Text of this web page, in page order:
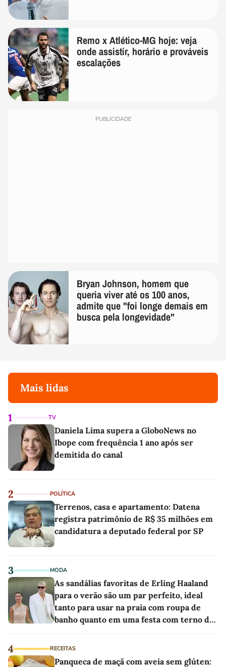
Remo x Atlético-MG hoje: veja
onde assistir, horário e prováveis
escalações
PUBLICIDADE
Bryan Johnson, homem que
queria viver até os 100 anos,
admite que "foi longe demais em
busca pela longevidade"
Mais lidas
1 TV
Daniela Lima supera a GloboNews no
Ibope com frequência 1 ano após ser
demitida do canal
2 POLÍTICA
Terrenos, casa e apartamento: Datena
registra patrimônio de R$ 35 milhões em
candidatura a deputado federal por SP
3 MODA
As sandálias favoritas de Erling Haaland
para o verão são um par perfeito, ideal
tanto para usar na praia com roupa de
banho quanto em uma festa com terno de
4 RECEITAS
Panqueca de maçã com aveia sem glúten: